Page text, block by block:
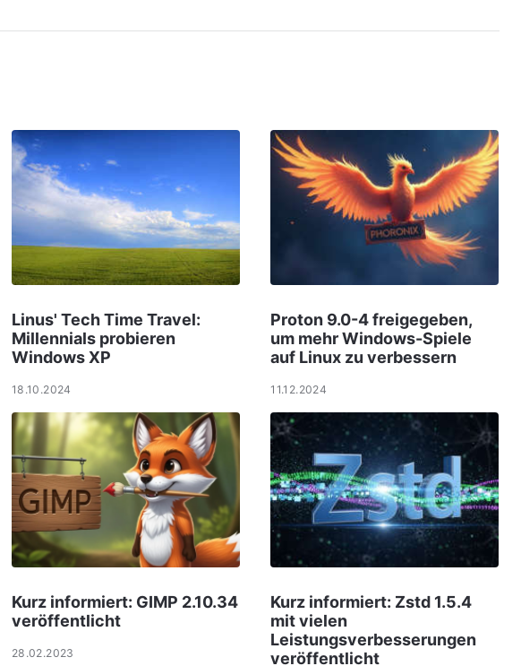
Linus' Tech Time Travel:
Millennials probieren
Windows XP
18.10.2024
Proton 9.0-4 freigegeben,
um mehr Windows-Spiele
auf Linux zu verbessern
11.12.2024
Kurz informiert: GIMP 2.10.34
veröffentlicht
28.02.2023
Kurz informiert: Zstd 1.5.4
mit vielen
Leistungsverbesserungen
veröffentlicht